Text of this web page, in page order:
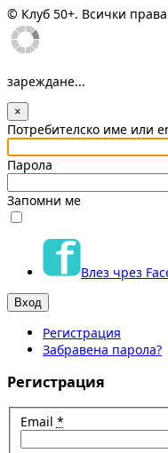
© Клуб 50+. Всички
зареждане...
×
Потребителско име или
Парола
Запомни ме
Влез чрез
Регистрация
Забравена парола?
Регистрация
Email *